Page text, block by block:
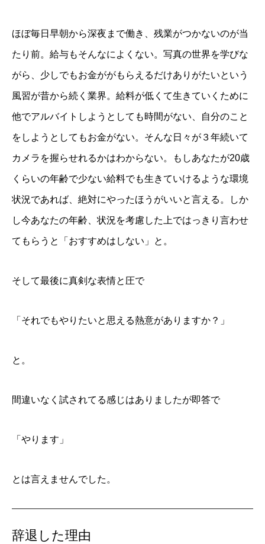
ほぼ毎日早朝から深夜まで働き、残業がつかないのが当
たり前。給与もそんなによくない。写真の世界を学びな
がら、少しでもお金ががもらえるだけありがたいという
風習が昔から続く業界。給料が低くて生きていくために
他でアルバイトしようとしても時間がない、自分のこと
をしようとしてもお金がない。そんな日々が３年続いて
カメラを握らせれるかはわからない。もしあなたが20歳
くらいの年齢で少ない給料でも生きていけるような環境
状況であれば、絶対にやったほうがいいと言える。しか
し今あなたの年齢、状況を考慮した上ではっきり言わせ
てもらうと「おすすめはしない」と。
そして最後に真剣な表情と圧で
「それでもやりたいと思える熱意がありますか？」
と。
間違いなく試されてる感じはありましたが即答で
「やります」
とは言えませんでした。
辞退した理由